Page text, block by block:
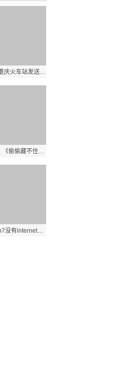
端午小长假 重庆火车站发送旅客85.4万人次
全球微速讯：《偷偷藏不住》赵露思发型推荐！圆脸人必试小脸浏海、直卷发造型一次看
今日热门!win7没有internet信息服务_在Win7的 设置启用 ldquo 网络发现 rdquo 并保存修改了后 又自动调回 ldquo 关闭